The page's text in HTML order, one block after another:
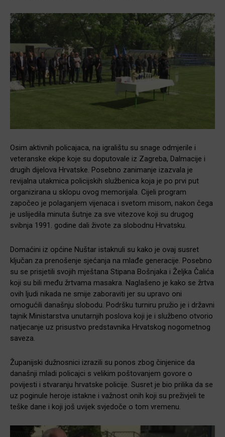
Osim aktivnih policajaca, na igralištu su snage odmjerile i
veteranske ekipe koje su doputovale iz Zagreba, Dalmacije i
drugih dijelova Hrvatske. Posebno zanimanje izazvala je
revijalna utakmica policijskih službenica koja je po prvi put
organizirana u sklopu ovog memorijala. Cijeli program
započeo je polaganjem vijenaca i svetom misom, nakon čega
je uslijedila minuta šutnje za sve vitezove koji su drugog
svibnja 1991. godine dali živote za slobodnu Hrvatsku.
Domaćini iz općine Nuštar istaknuli su kako je ovaj susret
ključan za prenošenje sjećanja na mlađe generacije. Posebno
su se prisjetili svojih mještana Stipana Bošnjaka i Željka Čalića
koji su bili među žrtvama masakra. Naglašeno je kako se žrtva
ovih ljudi nikada ne smije zaboraviti jer su upravo oni
omogućili današnju slobodu. Podršku turniru pružio je i državni
tajnik Ministarstva unutarnjih poslova koji je i službeno otvorio
natjecanje uz prisustvo predstavnika Hrvatskog nogometnog
saveza.
Županijski dužnosnici izrazili su ponos zbog činjenice da
današnji mladi policajci s velikim poštovanjem govore o
povijesti i stvaranju hrvatske policije. Susret je bio prilika da se
uz poginule heroje istakne i važnost onih koji su preživjeli te
teške dane i koji još uvijek svjedoče o tom vremenu.